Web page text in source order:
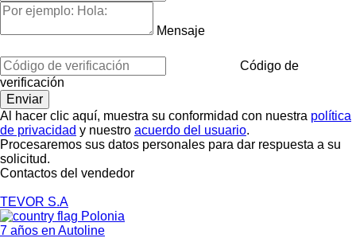
Mensaje
Código de
verificación
Al hacer clic aquí, muestra su conformidad con nuestra política
de privacidad y nuestro acuerdo del usuario.
Procesaremos sus datos personales para dar respuesta a su
solicitud.
Contactos del vendedor
TEVOR S.A
Polonia
7 años en Autoline